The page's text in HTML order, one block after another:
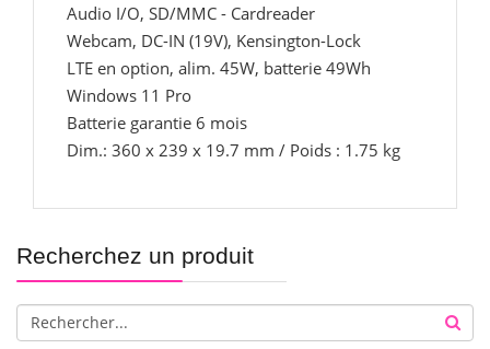
Audio I/O, SD/MMC - Cardreader
Webcam, DC-IN (19V), Kensington-Lock
LTE en option, alim. 45W, batterie 49Wh
Windows 11 Pro
Batterie garantie 6 mois
Dim.: 360 x 239 x 19.7 mm / Poids : 1.75 kg
Recherchez un produit